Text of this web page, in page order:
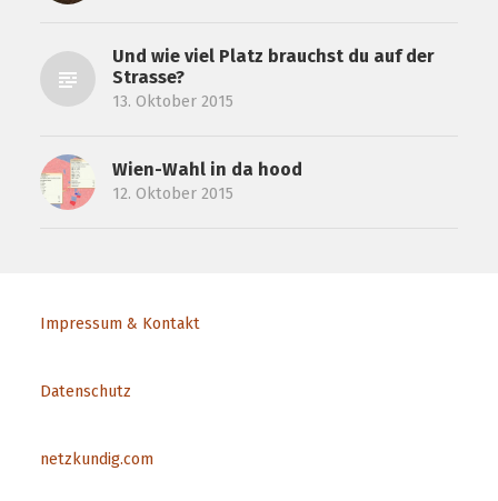
Und wie viel Platz brauchst du auf der
Strasse?
13. Oktober 2015
Wien-Wahl in da hood
12. Oktober 2015
Impressum & Kontakt
Datenschutz
netzkundig.com